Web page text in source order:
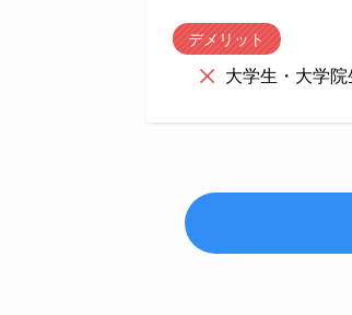
デメリット
大学生・大学